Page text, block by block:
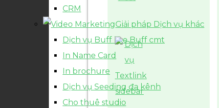
CRM
Giải pháp Dịch vụ khác
Dịch vụ Buff like Buff cmt
In Name Card
In brochure
Dịch vụ Seeding đa kênh
Cho thuê studio